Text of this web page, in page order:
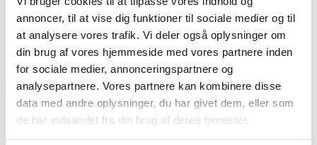
annoncer, til at vise dig funktioner til sociale medier og til
at analysere vores trafik. Vi deler også oplysninger om
din brug af vores hjemmeside med vores partnere inden
for sociale medier, annonceringspartnere og
analysepartnere. Vores partnere kan kombinere disse
data med andre oplysninger, du har givet dem, eller som
de har indsamlet fra din brug af deres tjenester.
dokumentation af boligens tilstand.
Kilder:Social- og Boligministeriet – klagemuligheder.
Ofte stillede spørgsmål om Huslejenævnet
– hvordan de beregner husleje ved klager
(FAQ)
Hvordan vurderer Huslejenævnet, om min husleje er